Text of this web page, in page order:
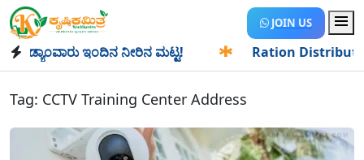
JOIN US
ಇಂದಿನ ನೀರಿನ ಮಟ್ಟ! Ration Distribution-
Tag: CCTV Training Center Address